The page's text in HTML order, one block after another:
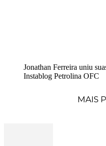
Jonathan Ferreira uniu
Instablog Petrolina OFC
MAIS